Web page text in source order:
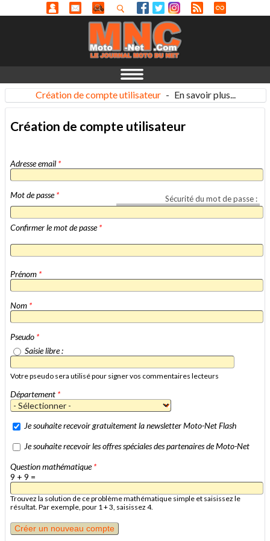
Création de compte utilisateur - En savoir plus...
Création de compte utilisateur
Adresse email *
Sécurité du mot de passe :
Mot de passe*
Confirmer le mot de passe*
Prénom *
Nom *
Pseudo *
Saisie libre :
Votre pseudo sera utilisé pour signer vos commentaires lecteurs
Département *
Je souhaite recevoir gratuitement la newsletter Moto-Net Flash
Je souhaite recevoir les offres spéciales des partenaires de Moto-Net
Question mathématique*
9 + 9 =
Trouvez la solution de ce problème mathématique simple et saisissez le
résultat. Par exemple, pour 1 + 3, saisissez 4.